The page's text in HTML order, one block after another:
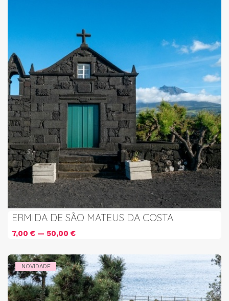
ERMIDA DE SÃO MATEUS DA COSTA
7,00 € — 50,00 €
NOVIDADE